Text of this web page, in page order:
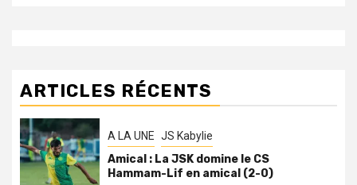
ARTICLES RÉCENTS
A LA UNE JS Kabylie
Amical : La JSK domine le CS
Hammam-Lif en amical (2-0)